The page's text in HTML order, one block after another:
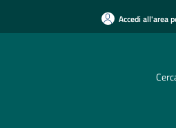
Accedi all'area